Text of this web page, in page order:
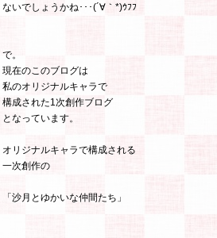
ないでしょうかね･･･(´∀｀*)ｳﾌﾌ
で。
現在のこのブログは
私のオリジナルキャラで
構成された1次創作ブログ
となっています。
オリジナルキャラで構成される
一次創作の
「沙月とゆかいな仲間たち」